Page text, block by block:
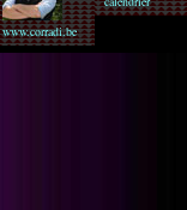
www.corradi.be